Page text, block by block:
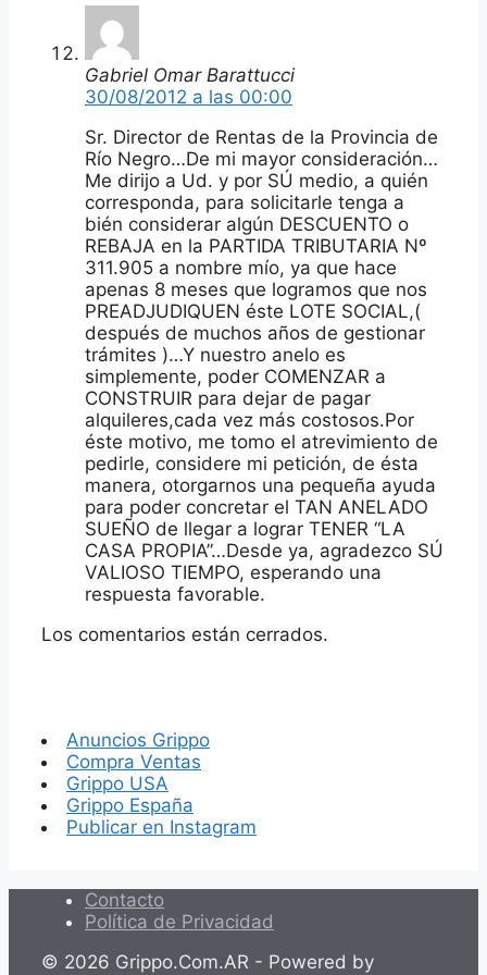
Gabriel Omar Barattucci
30/08/2012 a las 00:00
Sr. Director de Rentas de la Provincia de
Río Negro…De mi mayor consideración…
Me dirijo a Ud. y por SÚ medio, a quién
corresponda, para solicitarle tenga a
bién considerar algún DESCUENTO o
REBAJA en la PARTIDA TRIBUTARIA Nº
311.905 a nombre mío, ya que hace
apenas 8 meses que logramos que nos
PREADJUDIQUEN éste LOTE SOCIAL,(
después de muchos años de gestionar
trámites )…Y nuestro anelo es
simplemente, poder COMENZAR a
CONSTRUIR para dejar de pagar
alquileres,cada vez más costosos.Por
éste motivo, me tomo el atrevimiento de
pedirle, considere mi petición, de ésta
manera, otorgarnos una pequeña ayuda
para poder concretar el TAN ANELADO
SUEÑO de llegar a lograr TENER “LA
CASA PROPIA”…Desde ya, agradezco SÚ
VALIOSO TIEMPO, esperando una
respuesta favorable.
Los comentarios están cerrados.
Anuncios Grippo
Compra Ventas
Grippo USA
Grippo España
Publicar en Instagram
Contacto
Política de Privacidad
© 2026 Grippo.Com.AR - Powered by